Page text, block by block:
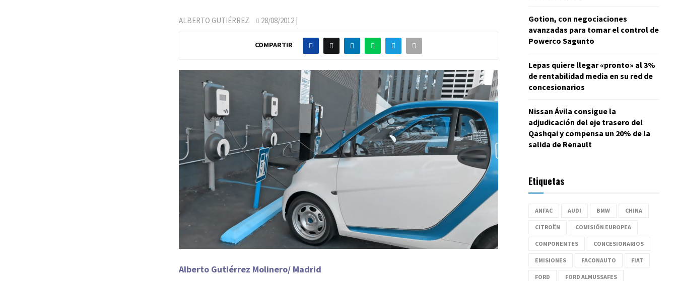
ALBERTO GUTIÉRREZ 28/08/2012 |
COMPARTIR
Alberto Gutiérrez Molinero/ Madrid
Gotion, con negociaciones
avanzadas para tomar el control de
Powerco Sagunto
Lepas quiere llegar «pronto» al 3%
de rentabilidad media en su red de
concesionarios
Nissan Ávila consigue la
adjudicación del eje trasero del
Qashqai y compensa un 20% de la
salida de Renault
Etiquetas
ANFAC AUDI BMW CHINA
CITROËN COMISIÓN EUROPEA
COMPONENTES CONCESIONARIOS
EMISIONES FACONAUTO FIAT
FORD FORD ALMUSSAFES